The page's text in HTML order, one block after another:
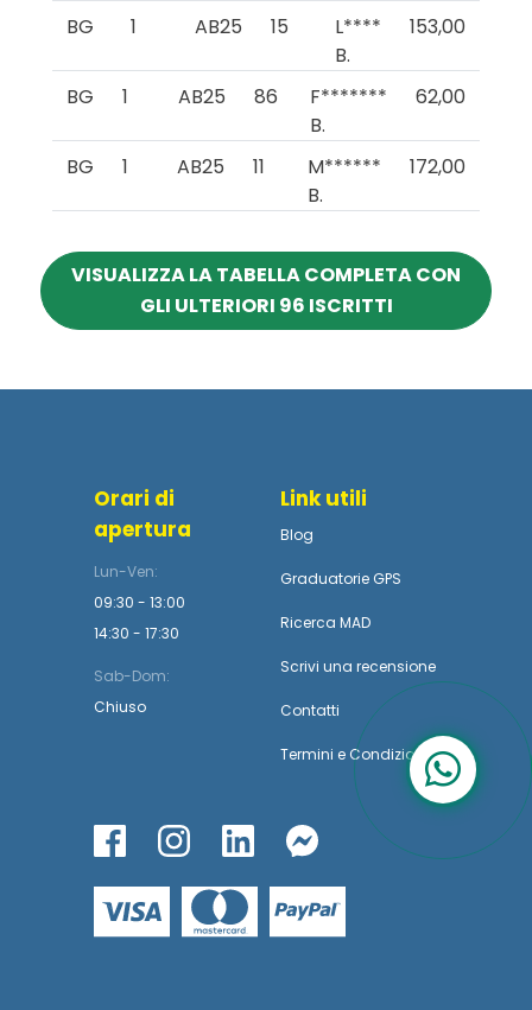
BG 1 AB25 15
L****
B.
153,00
BG 1 AB25 86
F*******
B.
62,00
BG 1 AB25 11
M******
B.
172,00
VISUALIZZA LA TABELLA COMPLETA CON
GLI ULTERIORI 96 ISCRITTI
Orari di
apertura
Lun-Ven:
09:30 - 13:00
14:30 - 17:30
Sab-Dom:
Chiuso
Link utili
Blog
Graduatorie GPS
Ricerca MAD
Scrivi una recensione
Contatti
Termini e Condizioni